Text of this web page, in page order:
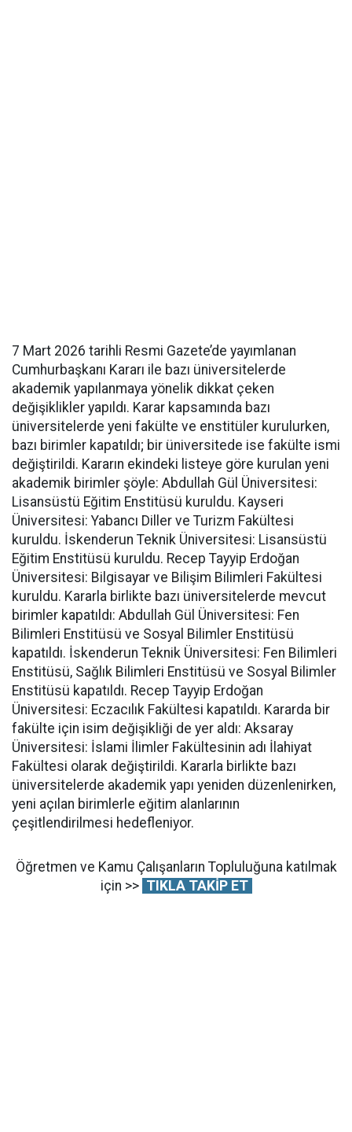
7 Mart 2026 tarihli Resmi Gazete’de yayımlanan
Cumhurbaşkanı Kararı ile bazı üniversitelerde
akademik yapılanmaya yönelik dikkat çeken
değişiklikler yapıldı. Karar kapsamında bazı
üniversitelerde yeni fakülte ve enstitüler kurulurken,
bazı birimler kapatıldı; bir üniversitede ise fakülte ismi
değiştirildi. Kararın ekindeki listeye göre kurulan yeni
akademik birimler şöyle: Abdullah Gül Üniversitesi:
Lisansüstü Eğitim Enstitüsü kuruldu. Kayseri
Üniversitesi: Yabancı Diller ve Turizm Fakültesi
kuruldu. İskenderun Teknik Üniversitesi: Lisansüstü
Eğitim Enstitüsü kuruldu. Recep Tayyip Erdoğan
Üniversitesi: Bilgisayar ve Bilişim Bilimleri Fakültesi
kuruldu. Kararla birlikte bazı üniversitelerde mevcut
birimler kapatıldı: Abdullah Gül Üniversitesi: Fen
Bilimleri Enstitüsü ve Sosyal Bilimler Enstitüsü
kapatıldı. İskenderun Teknik Üniversitesi: Fen Bilimleri
Enstitüsü, Sağlık Bilimleri Enstitüsü ve Sosyal Bilimler
Enstitüsü kapatıldı. Recep Tayyip Erdoğan
Üniversitesi: Eczacılık Fakültesi kapatıldı. Kararda bir
fakülte için isim değişikliği de yer aldı: Aksaray
Üniversitesi: İslami İlimler Fakültesinin adı İlahiyat
Fakültesi olarak değiştirildi. Kararla birlikte bazı
üniversitelerde akademik yapı yeniden düzenlenirken,
yeni açılan birimlerle eğitim alanlarının
çeşitlendirilmesi hedefleniyor.
Öğretmen ve Kamu Çalışanların Topluluğuna katılmak
için >> TIKLA TAKİP ET